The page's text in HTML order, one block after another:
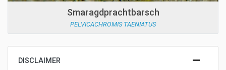
Smaragdprachtbarsch
PELVICACHROMIS TAENIATUS
DISCLAIMER